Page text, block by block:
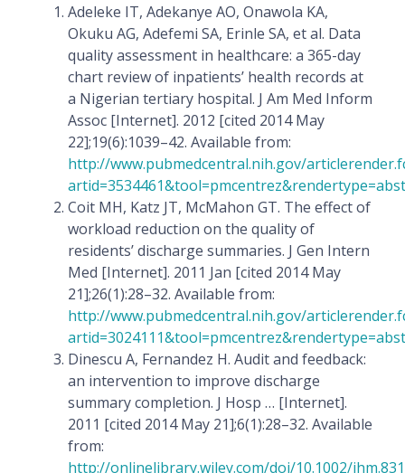
Adeleke IT, Adekanye AO, Onawola KA,
Okuku AG, Adefemi SA, Erinle SA, et al. Data
quality assessment in healthcare: a 365-day
chart review of inpatients’ health records at
a Nigerian tertiary hospital. J Am Med Inform
Assoc [Internet]. 2012 [cited 2014 May
22];19(6):1039–42. Available from:
http://www.pubmedcentral.nih.gov/
Coit MH, Katz JT, McMahon GT. The effect of
workload reduction on the quality of
residents’ discharge summaries. J Gen Intern
Med [Internet]. 2011 Jan [cited 2014 May
21];26(1):28–32. Available from:
http://www.pubmedcentral.nih.gov/
Dinescu A, Fernandez H. Audit and feedback:
an intervention to improve discharge
summary completion. J Hosp … [Internet].
2011 [cited 2014 May 21];6(1):28–32. Available
from:
http://onlinelibrary.wiley.com/doi/10.1002/